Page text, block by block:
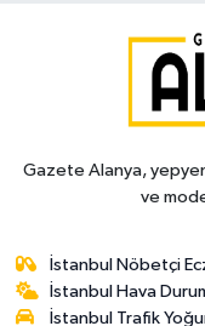
Gazete Alanya,
ve
İstanbul Nöbetçi
İstanbul Hava
İstanbul Trafik